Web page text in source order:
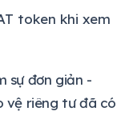
token khi xem
sự đơn giản -
vệ riêng tư đã có